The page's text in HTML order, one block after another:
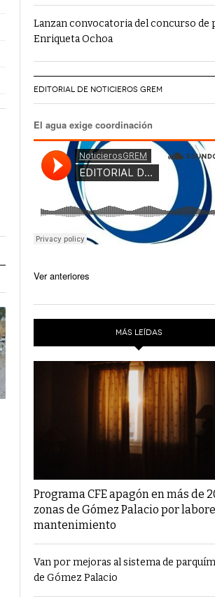
Lanzan convocatoria del concurso de
Enriqueta Ochoa
EDITORIAL DE NOTICIEROS GREM
El agua exige coordinación
Ver anteriores
MÁS LEÍDAS
Programa CFE apagón en más de
zonas de Gómez Palacio por
mantenimiento
Van por mejoras al sistema de
de Gómez Palacio